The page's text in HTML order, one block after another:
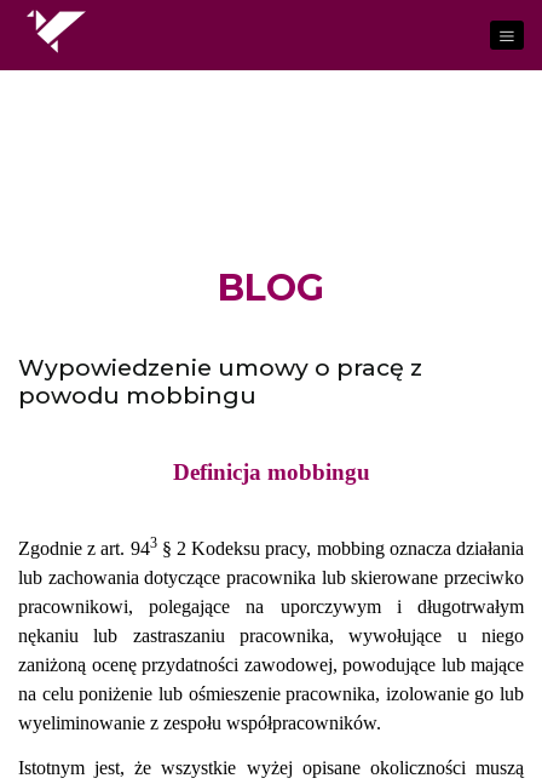
BLOG
Wypowiedzenie umowy o pracę z
powodu mobbingu
Definicja mobbingu
Zgodnie z art. 943§ 2 Kodeksu pracy, mobbing oznacza działania
lub zachowania dotyczące pracownika lub skierowane przeciwko
pracownikowi, polegające na uporczywym i długotrwałym
nękaniu lub zastraszaniu pracownika, wywołujące u niego
zaniżoną ocenę przydatności zawodowej, powodujące lub mające
na celu poniżenie lub ośmieszenie pracownika, izolowanie go lub
wyeliminowanie z zespołu współpracowników.
Istotnym jest, że wszystkie wyżej opisane okoliczności muszą